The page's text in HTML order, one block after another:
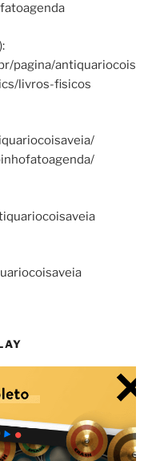
pagina/antiquariocois
livros-fisicos